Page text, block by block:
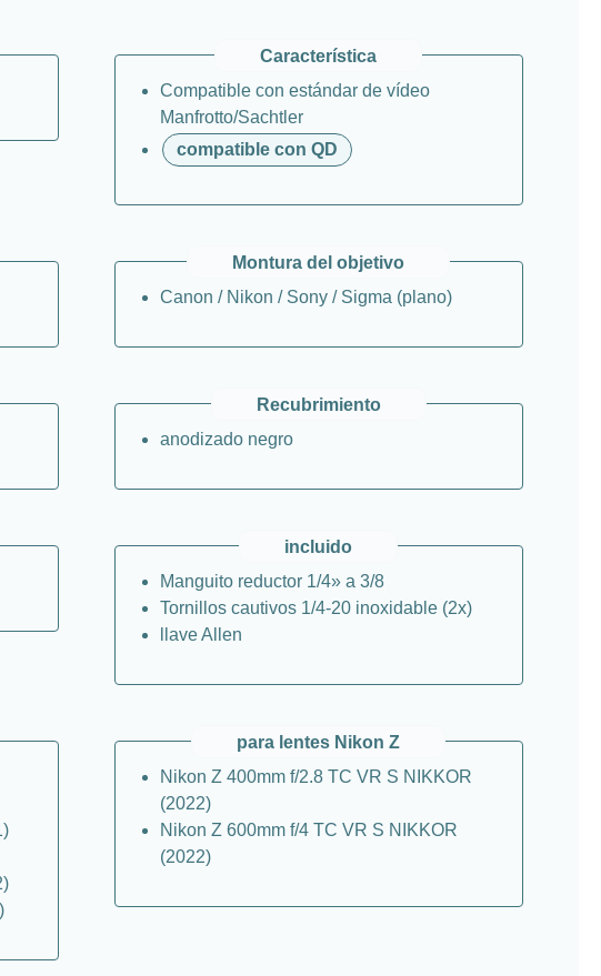
Característica
Compatible con estándar de vídeo
Manfrotto/Sachtler
compatible con QD
Montura del objetivo
Canon / Nikon / Sony / Sigma (plano)
Recubrimiento
anodizado negro
incluido
Manguito reductor 1/4» a 3/8
Tornillos cautivos 1/4-20 inoxidable (2x)
llave Allen
para lentes Nikon Z
Nikon Z 400mm f/2.8 TC VR S NIKKOR
(2022)
Nikon Z 600mm f/4 TC VR S NIKKOR
(2022)